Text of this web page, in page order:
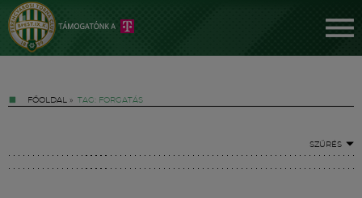
FŐOLDAL » TAG: FORGATÁS
SZŰRÉS